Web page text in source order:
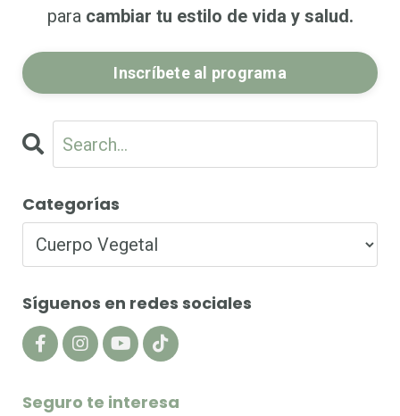
para cambiar tu estilo de vida y salud.
Inscríbete al programa
Categorías
Síguenos en redes sociales
Seguro te interesa